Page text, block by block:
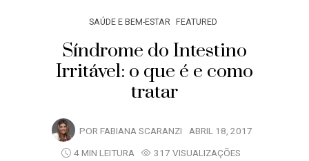
SAÚDE E BEM-ESTAR FEATURED
Síndrome do Intestino
Irritável: o que é e como
tratar
POR FABIANA SCARANZI ABRIL 18, 2017
4 MIN LEITURA
317 VISUALIZAÇÕES